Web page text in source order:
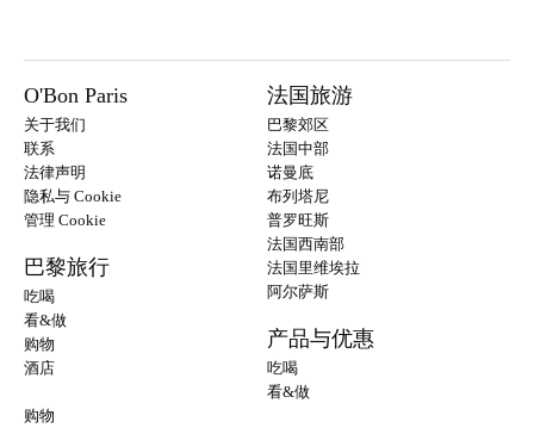
O'Bon Paris
关于我们
联系
法律声明
隐私与 Cookie
管理 Cookie
巴黎旅行
吃喝
看&做
购物
酒店
法国旅游
巴黎郊区
法国中部
诺曼底
布列塔尼
普罗旺斯
法国西南部
法国里维埃拉
阿尔萨斯
产品与优惠
吃喝
看&做
购物